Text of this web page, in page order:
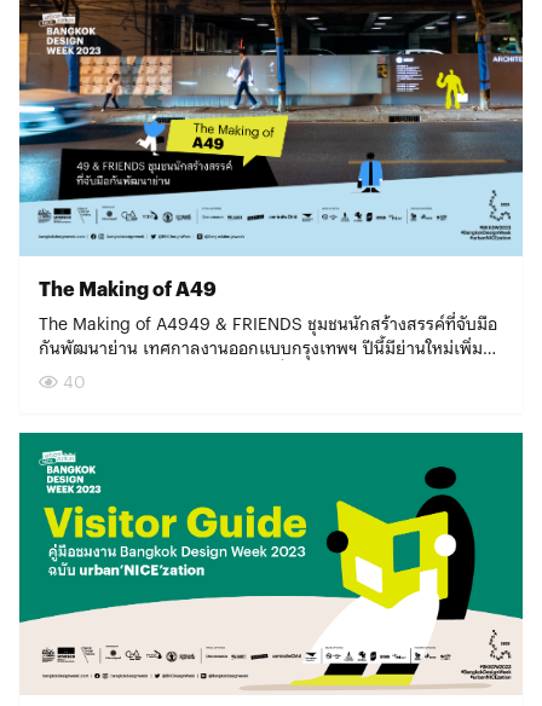
The Making of A49
The Making of A4949 & FRIENDS ชุมชนนักสร้างสรรค์ที่จับมือ
กันพัฒนาย่าน เทศกาลงานออกแบบกรุงเทพฯ ปีนี้มีย่านใหม่เพิ่ม
เข้ามาสร้างสีสันหลายย่าน หนึ่งในนั้นคือ ‘พร้อมพงษ์’ ย่าน
เศรษฐกิจใจกลางเมือง ที่มีชุมชนนักออกแบบซ่อนตัวอยู่ในซอย
ตั้งอยู่ที่นี่เช่นกัน ในปี 2566 A49 บริษัทออกแบบสถาปัตยกรรม
แถวหน้าของเมืองไทยเดินทางมาถึงวาระครบรอบ 40 ปี จึงมีความ
คิดที่จะร่วมแบ่งปันเรื่องราวและประสบการณ์ ทั้งยังชักชวนมิตร
สหายจากสตูดิโอข้างเคียง มารวมตัวกันจัดกิจกรรมในเทศกาลฯ
ภายใต้ชื่อ 49 & FRIENDS พัฒนาคุณภาพชีวิตด้วยการออกแบบ
และเทคโนโลยีดร.กอล์ฟ – ณรงค์วิทย์ อารีมิตร Executive
Director บริษัท A49 และ Regional Manager A49 ขอนแก่น
บอกเล่าถึงภาพรวมของโปรเจกต์ที่ทำร่วมกับเทศกาลงานออกแบบ
กรุงเทพฯ 2566 ว่า ท่ามกลางบริบททางสังคมที่เปลี่ยนไป สิ่งที่
A49 ศึกษาและลงมือทำมาโดยตลอดคือการนำเทคโนโลยีเข้ามา
ช่วยพัฒนาคุณภาพชีวิตของผู้คนดีขึ้นในหลากหลายมิติ ซึ่ง
40